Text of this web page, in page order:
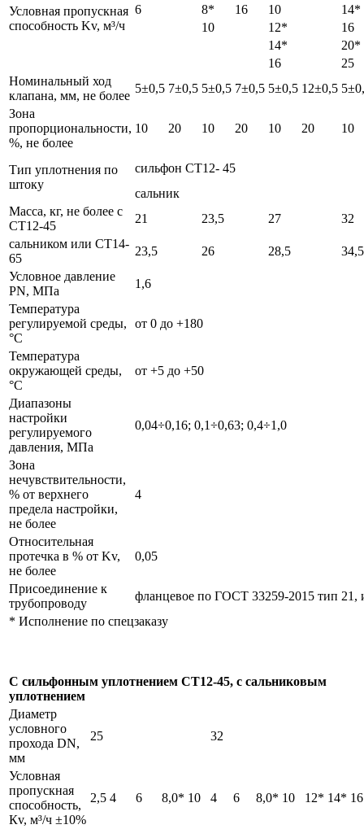
Условная пропускная
способность Kv, м³/ч
6
8* 16 10
14*
10
12*
16
14*
20*
16
25
Номинальный ход
клапана, мм, не более
5±0,5 7±0,5 5±0,5 7±0,5 5±0,5 12±0,5
Зона
пропорциональности,
%, не более
10 20 10 20 10 20 10
Тип уплотнения по
штоку
сильфон СТ12- 45
сальник
Масса, кг, не более с
СТ12-45
21 23,5 27
32
сальником или СТ14-
65
23,5 26 28,5
34,5
Условное давление
PN, МПа
1,6
Температура
регулируемой среды,
°С
от 0 до +180
Температура
окружающей среды,
°С
от +5 до +50
Диапазоны
настройки
регулируемого
давления, МПа
0,04÷0,16; 0,1÷0,63; 0,4÷1,0
Зона
нечувствительности,
% от верхнего
предела настройки,
не более
4
Относительная
протечка в % от Kv,
не более
0,05
Присоединение к
трубопроводу
фланцевое по ГОСТ 33259-2015 тип 21,
* Исполнение по спецзаказу
С сильфонным уплотнением СТ12-45, с сальниковым
уплотнением
Диаметр
условного
прохода DN,
мм
25 32
Условная
пропускная
способность,
Кv, м³/ч ±10%
2,5 4 6 8,0* 10 4 6 8,0* 10 12* 14* 16